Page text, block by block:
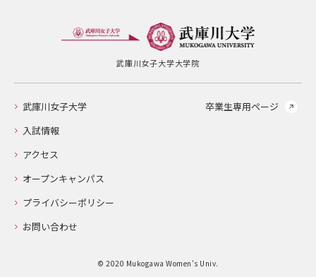
武庫川女子大学大学院
武庫川女子大学
入試情報
アクセス
オープンキャンパス
プライバシーポリシー
お問い合わせ
卒業生専用ページ
© 2020 Mukogawa Women's Univ.